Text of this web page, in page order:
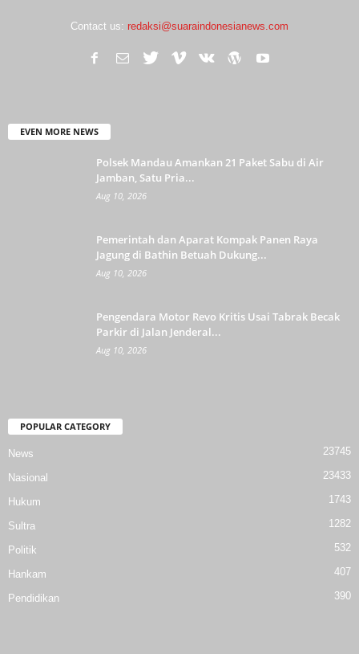
Contact us: redaksi@suaraindonesianews.com
EVEN MORE NEWS
Polsek Mandau Amankan 21 Paket Sabu di Air
Jamban, Satu Pria...
Aug 10, 2026
Pemerintah dan Aparat Kompak Panen Raya
Jagung di Bathin Betuah Dukung...
Aug 10, 2026
Pengendara Motor Revo Kritis Usai Tabrak Becak
Parkir di Jalan Jenderal...
Aug 10, 2026
POPULAR CATEGORY
News 23745
Nasional 23433
Hukum 1743
Sultra 1282
Politik 532
Hankam 407
Pendidikan 390